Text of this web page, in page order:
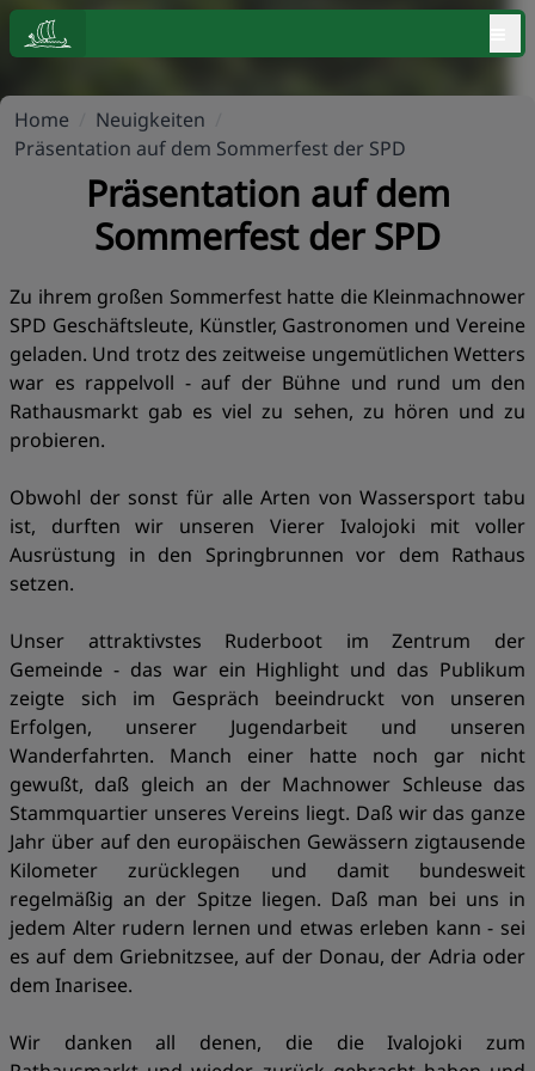
Home Neuigkeiten
Präsentation auf dem Sommerfest der SPD
Präsentation auf dem
Sommerfest der SPD
Zu ihrem großen Sommerfest hatte die Kleinmachnower
SPD Geschäftsleute, Künstler, Gastronomen und Vereine
geladen. Und trotz des zeitweise ungemütlichen Wetters
war es rappelvoll - auf der Bühne und rund um den
Rathausmarkt gab es viel zu sehen, zu hören und zu
probieren.
Obwohl der sonst für alle Arten von Wassersport tabu
ist, durften wir unseren Vierer Ivalojoki mit voller
Ausrüstung in den Springbrunnen vor dem Rathaus
setzen.
Unser attraktivstes Ruderboot im Zentrum der
Gemeinde - das war ein Highlight und das Publikum
zeigte sich im Gespräch beeindruckt von unseren
Erfolgen, unserer Jugendarbeit und unseren
Wanderfahrten. Manch einer hatte noch gar nicht
gewußt, daß gleich an der Machnower Schleuse das
Stammquartier unseres Vereins liegt. Daß wir das ganze
Jahr über auf den europäischen Gewässern zigtausende
Kilometer zurücklegen und damit bundesweit
regelmäßig an der Spitze liegen. Daß man bei uns in
jedem Alter rudern lernen und etwas erleben kann - sei
es auf dem Griebnitzsee, auf der Donau, der Adria oder
dem Inarisee.
Wir danken all denen, die die Ivalojoki zum